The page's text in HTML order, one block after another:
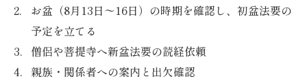
お盆（8月13日〜16日）の時期を確認し、初盆法要の
予定を立てる
僧侶や菩提寺へ新盆法要の読経依頼
親族・関係者への案内と出欠確認